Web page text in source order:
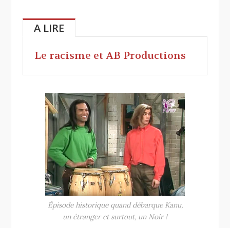
A LIRE
Le racisme et AB Productions
Épisode historique quand débarque Kanu,
un étranger et surtout, un Noir !